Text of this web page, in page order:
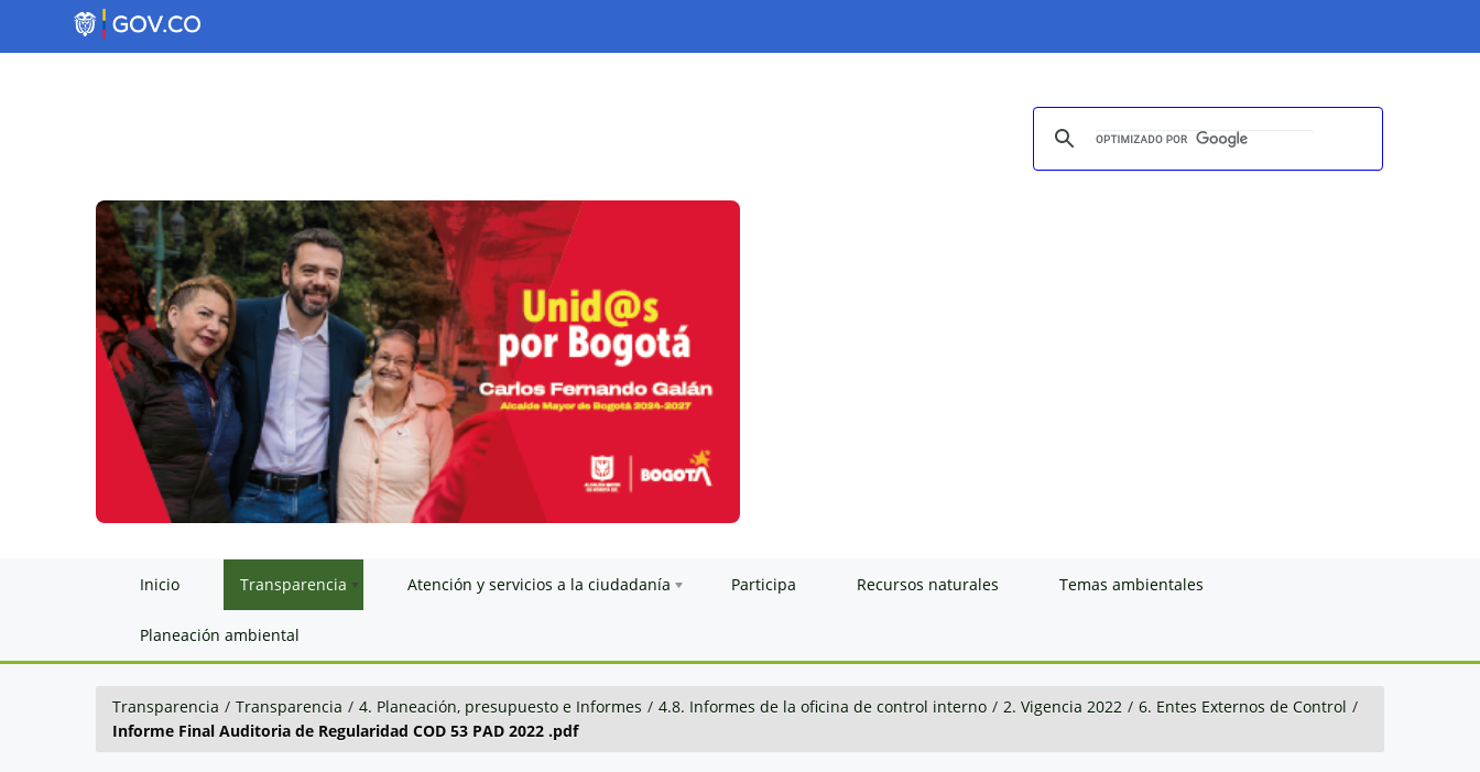
Inicio Transparencia Atención y servicios a la ciudadanía Participa Recursos naturales Temas ambientales
Planeación ambiental
Transparencia / Transparencia / 4. Planeación, presupuesto e Informes / 4.8. Informes de la oficina de control interno / 2. Vigencia 2022 / 6. Entes Externos de Control /
Informe Final Auditoria de Regularidad COD 53 PAD 2022 .pdf